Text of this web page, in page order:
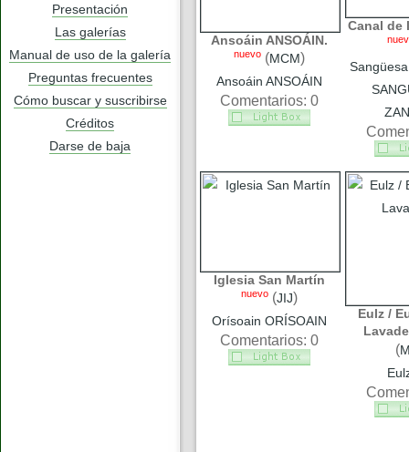
Presentación
Las galerías
Manual de uso de la galería
Preguntas frecuentes
Cómo buscar y suscribirse
Créditos
Darse de baja
Ansoáin ANSOÁIN.
nuevo (MCM)
Ansoáin ANSOÁIN
Comentarios: 0
Canal de
Iglesia San Martín
nuevo (JIJ)
Orísoain ORÍSOAIN
Comentarios: 0
Eulz /
(